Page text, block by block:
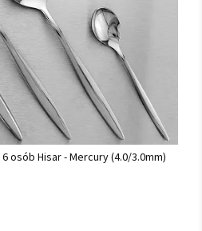
osób Hisar - Mercury (4.0/3.0mm)